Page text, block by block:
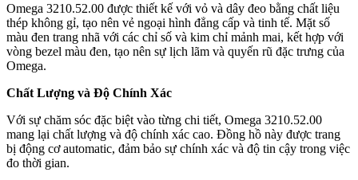
Omega 3210.52.00 được thiết kế với vỏ và dây đeo bằng chất liệu
thép không gỉ, tạo nên vẻ ngoại hình đẳng cấp và tinh tế. Mặt số
màu đen trang nhã với các chỉ số và kim chỉ mảnh mai, kết hợp với
vòng bezel màu đen, tạo nên sự lịch lãm và quyến rũ đặc trưng của
Omega.
Chất Lượng và Độ Chính Xác
Với sự chăm sóc đặc biệt vào từng chi tiết, Omega 3210.52.00
mang lại chất lượng và độ chính xác cao. Đồng hồ này được trang
bị động cơ automatic, đảm bảo sự chính xác và độ tin cậy trong việc
đo thời gian.